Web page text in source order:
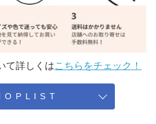
て詳しくはこちらをチェック！
O P L I S T